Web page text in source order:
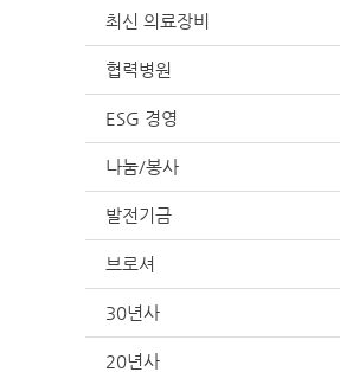
최신 의료장비
협력병원
ESG 경영
나눔/봉사
발전기금
브로셔
30년사
20년사